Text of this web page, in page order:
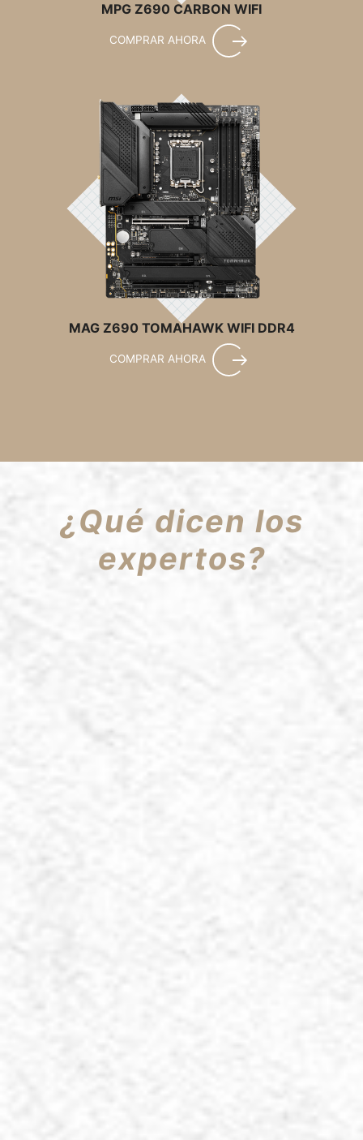
MPG Z690 CARBON WIFI
COMPRAR AHORA
MAG Z690 TOMAHAWK WIFI DDR4
COMPRAR AHORA
¿Qué dicen los
expertos?